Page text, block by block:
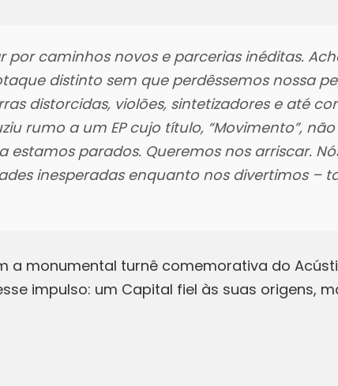
por caminhos novos e parcerias inéditas.
distinto sem que perdêssemos nossa
distorcidas, violões, sintetizadores e até
rumo a um EP cujo título, “Movimento”,
estamos parados. Queremos nos arriscar.
inesperadas enquanto nos divertimos –
a monumental turnê comemorativa do
impulso: um Capital fiel às suas origens,